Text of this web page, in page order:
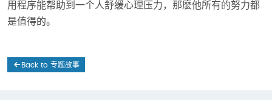
用程序能帮助到一个人舒缓心理压力，那麽他所有的努力都
是值得的。
Back to 专题故事